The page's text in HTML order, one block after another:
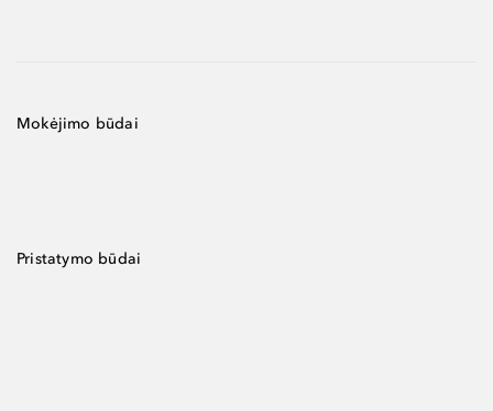
Mokėjimo būdai
Pristatymo būdai